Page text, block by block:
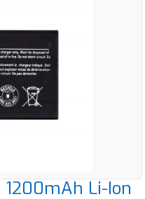
1200mAh Li-Ion